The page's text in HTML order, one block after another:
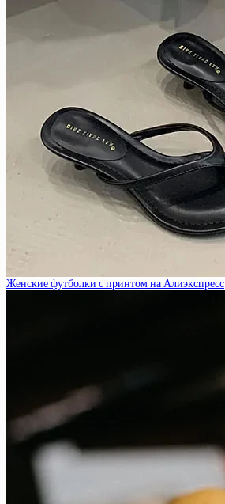
Женские футболки с принтом на Алиэкспресс